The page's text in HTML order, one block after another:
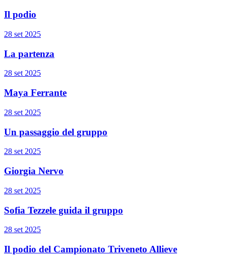
Il podio
28 set 2025
La partenza
28 set 2025
Maya Ferrante
28 set 2025
Un passaggio del gruppo
28 set 2025
Giorgia Nervo
28 set 2025
Sofia Tezzele guida il gruppo
28 set 2025
Il podio del Campionato Triveneto Allieve